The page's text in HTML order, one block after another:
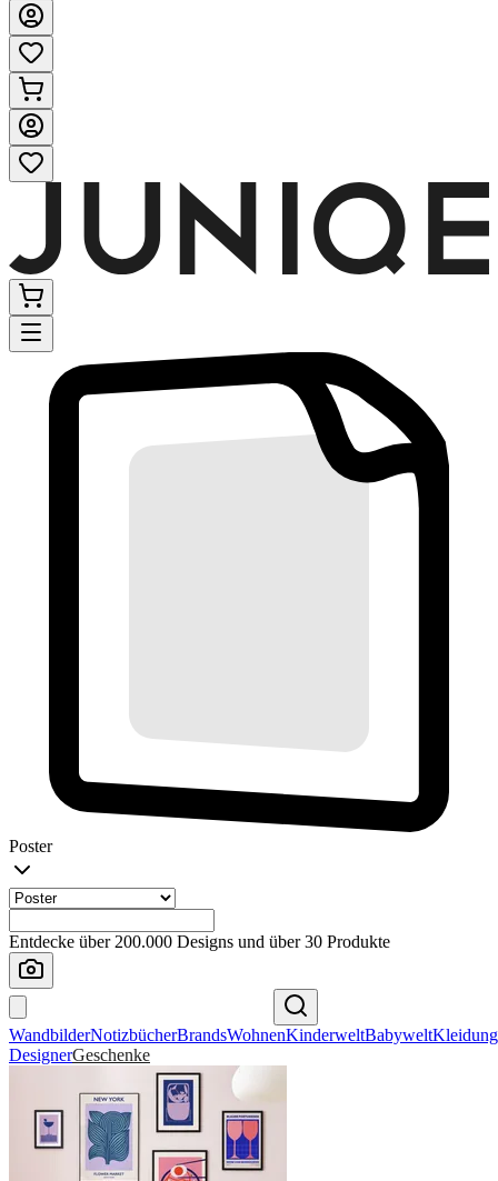
Poster
Entdecke über 200.000 Designs und über 30 Produkte
WandbilderNotizbücherBrandsWohnenKinderweltBabyweltKleidung
DesignerGeschenke